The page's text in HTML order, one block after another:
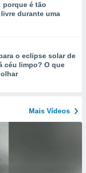
porque é tão
durante uma
o eclipse solar de
céu limpo? O que
Mais Vídeos